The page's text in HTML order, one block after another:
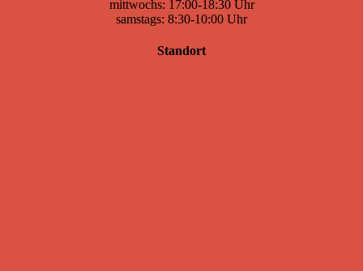
mittwochs: 17:00-18:30 Uhr
samstags: 8:30-10:00 Uhr
Standort